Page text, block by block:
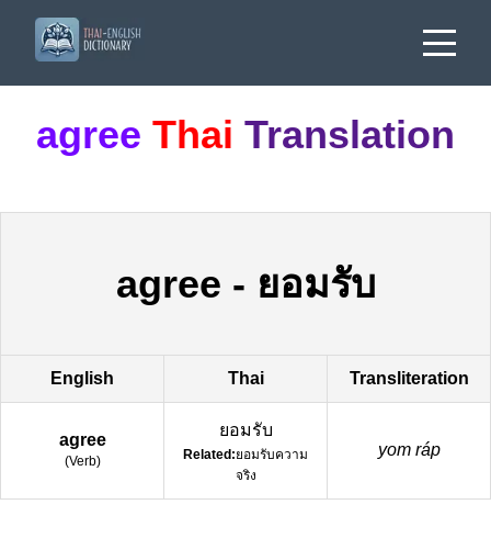
agree Thai Translation
agree - ยอมรับ
English Thai Transliteration
agree
(Verb)
ยอมรับ
Related:ยอมรับความ
จริง
yom ráp